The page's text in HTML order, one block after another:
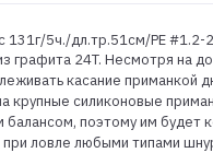
131г/5ч./дл.тр.51см/PE #1.2-
графита 24T. Несмотря на
касание
крупные силиконовые
поэтому им будет
ловле любыми типами